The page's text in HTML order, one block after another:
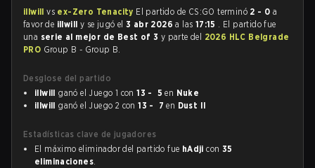
illwillvs ex-Zero Tenacity El partido de CS:GO terminó 2 - 0 a
favor de illwill y se jugó el3 abr 2026a las 17:15 . El partido fue
una serie al mejor de Best of 3 y parte del 2026 HLC Belgrade
PRO Group B - Group B.
Desglose del partido
illwill ganó el Juego 1 con13 - 5 en Nuke
illwill ganó el Juego 2 con13 - 7 en Dust II
Estadísticas clave de jugadores
El máximo eliminador del partido fue hAdji con 35
eliminaciones.